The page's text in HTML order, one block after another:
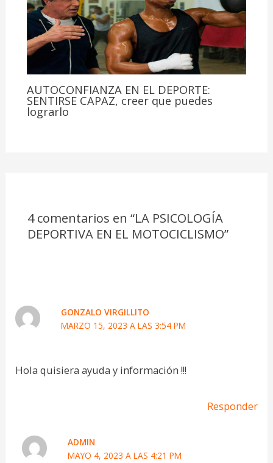
AUTOCONFIANZA EN EL DEPORTE:
SENTIRSE CAPAZ, creer que puedes
lograrlo
4 comentarios en “LA PSICOLOGÍA
DEPORTIVA EN EL MOTOCICLISMO”
GONZALO VIRGILLITO
MARZO 15, 2023 A LAS 3:54 PM
Hola quisiera ayuda y información !!!
Responder
ADMIN
MAYO 4, 2023 A LAS 4:21 PM